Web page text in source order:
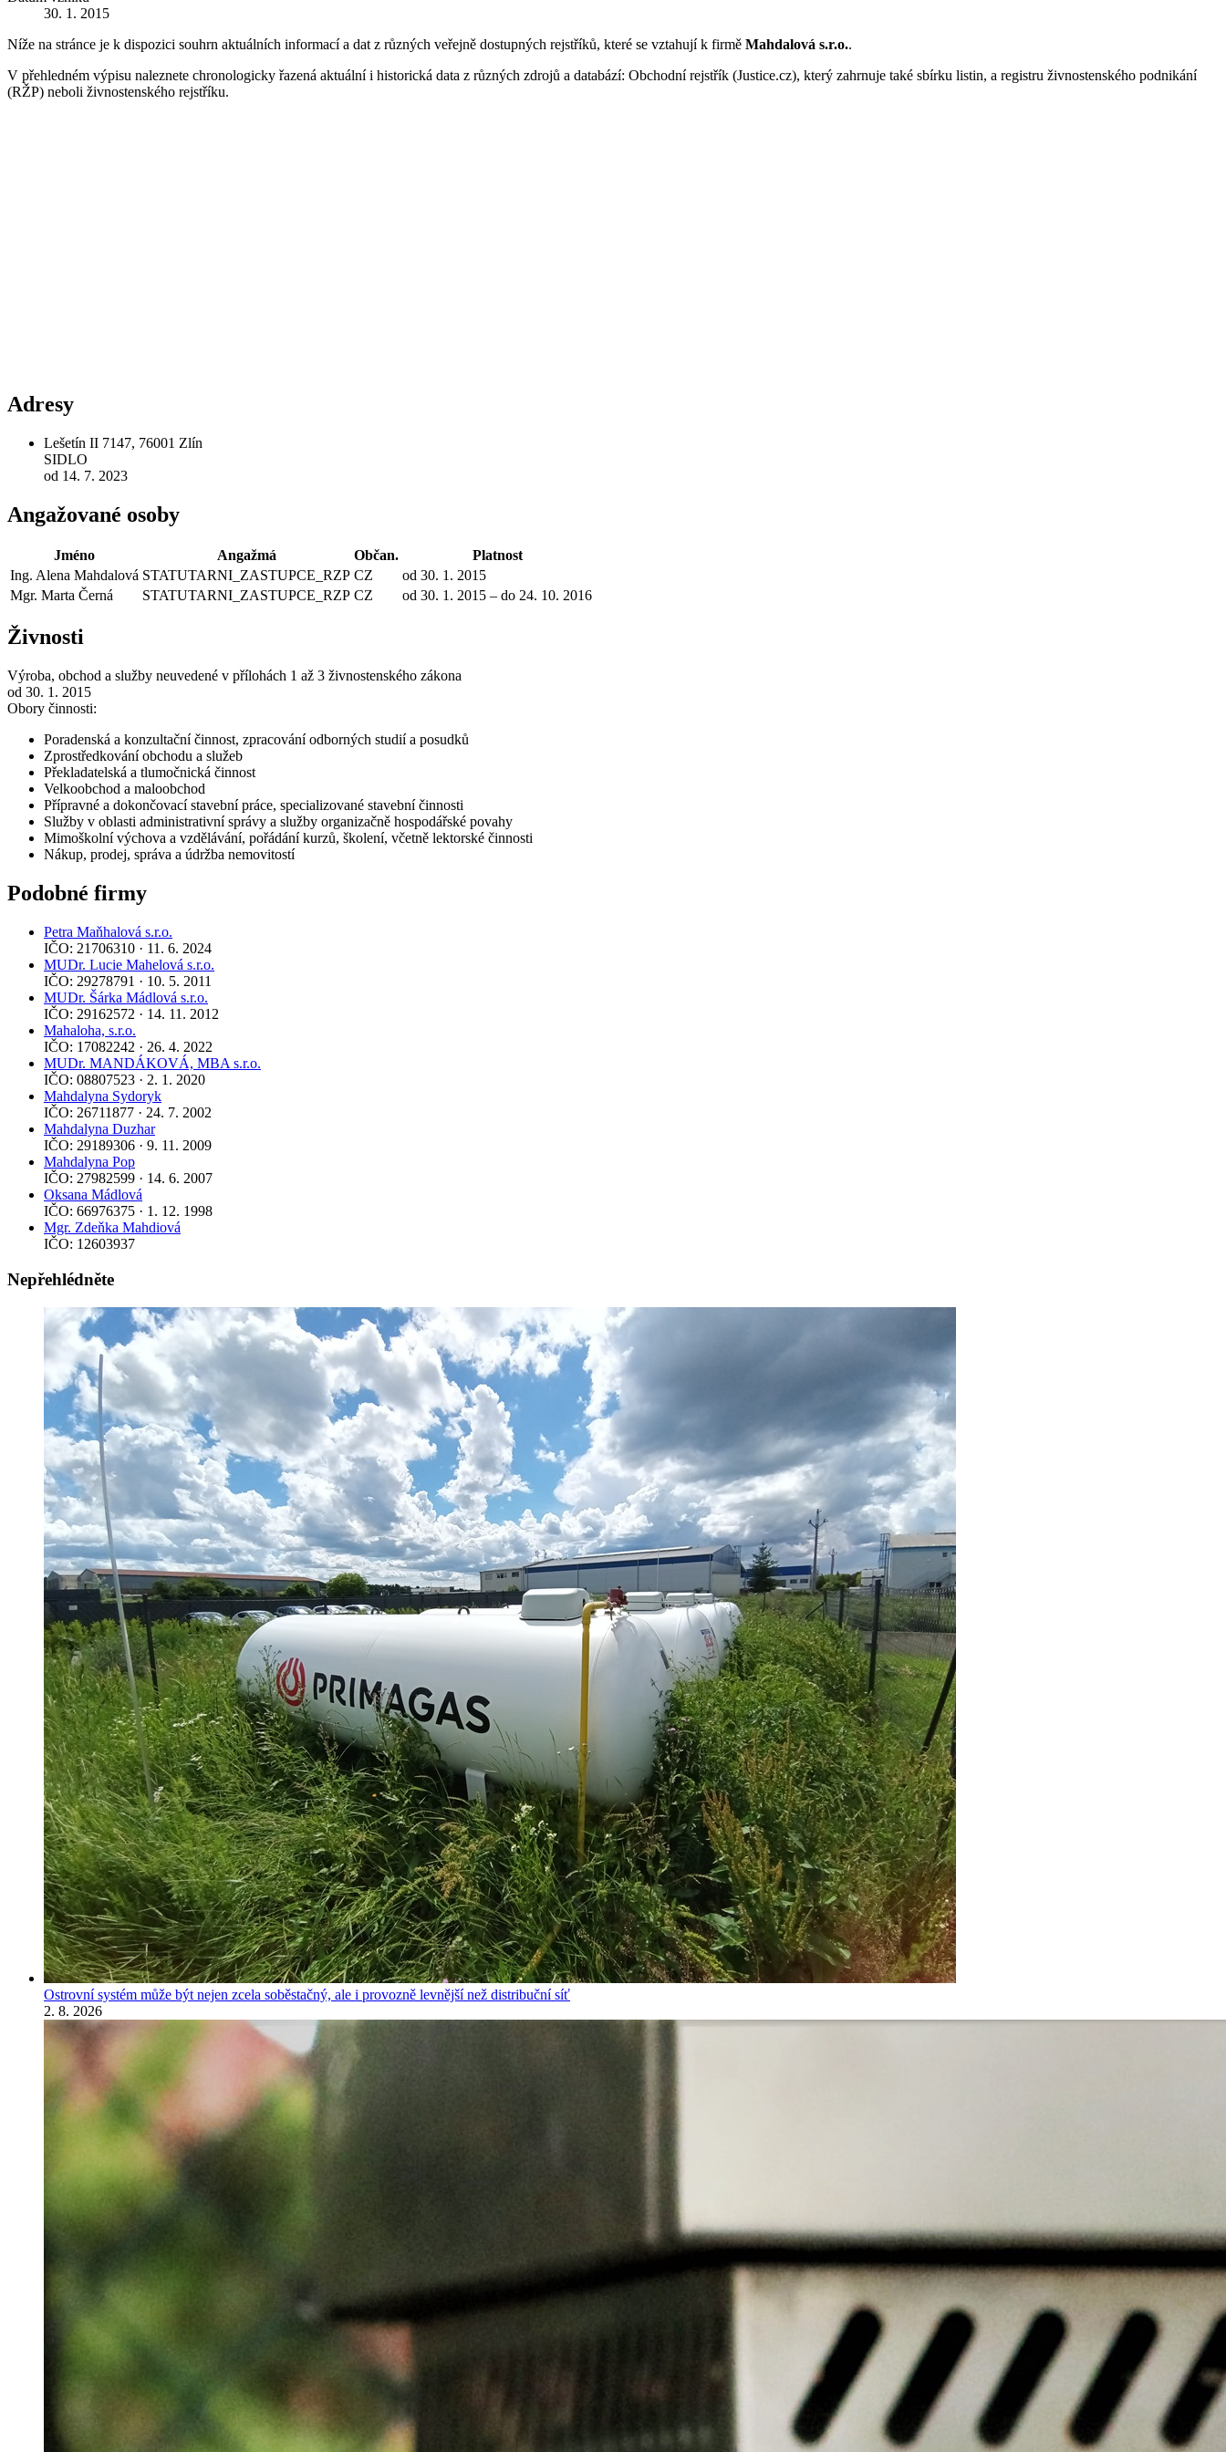
30. 1. 2015
Níže na stránce je k dispozici souhrn aktuálních informací a dat z různých veřejně dostupných rejstříků, které se vztahují k firmě Mahdalová s.r.o..
V přehledném výpisu naleznete chronologicky řazená aktuální i historická data z různých zdrojů a databází: Obchodní rejstřík (Justice.cz), který zahrnuje také sbírku listin, a registru živnostenského podnikání
(RŽP) neboli živnostenského rejstříku.
Adresy
Lešetín II 7147, 76001 Zlín
SIDLO
od 14. 7. 2023
Angažované osoby
Jméno Angažmá Občan.
Platnost
Ing. Alena Mahdalová STATUTARNI_ZASTUPCE_RZP CZ
od 30. 1. 2015
Mgr. Marta Černá
STATUTARNI_ZASTUPCE_RZP CZ od 30. 1. 2015 – do 24. 10. 2016
Živnosti
Výroba, obchod a služby neuvedené v přílohách 1 až 3 živnostenského zákona
od 30. 1. 2015
Obory činnosti:
Poradenská a konzultační činnost, zpracování odborných studií a posudků
Zprostředkování obchodu a služeb
Překladatelská a tlumočnická činnost
Velkoobchod a maloobchod
Přípravné a dokončovací stavební práce, specializované stavební činnosti
Služby v oblasti administrativní správy a služby organizačně hospodářské povahy
Mimoškolní výchova a vzdělávání, pořádání kurzů, školení, včetně lektorské činnosti
Nákup, prodej, správa a údržba nemovitostí
Podobné firmy
Petra Maňhalová s.r.o.
IČO: 21706310 · 11. 6. 2024
MUDr. Lucie Mahelová s.r.o.
IČO: 29278791 · 10. 5. 2011
MUDr. Šárka Mádlová s.r.o.
IČO: 29162572 · 14. 11. 2012
Mahaloha, s.r.o.
IČO: 17082242 · 26. 4. 2022
MUDr. MANDÁKOVÁ, MBA s.r.o.
IČO: 08807523 · 2. 1. 2020
Mahdalyna Sydoryk
IČO: 26711877 · 24. 7. 2002
Mahdalyna Duzhar
IČO: 29189306 · 9. 11. 2009
Mahdalyna Pop
IČO: 27982599 · 14. 6. 2007
Oksana Mádlová
IČO: 66976375 · 1. 12. 1998
Mgr. Zdeňka Mahdiová
IČO: 12603937
Nepřehlédněte
Ostrovní systém může být nejen zcela soběstačný, ale i provozně levnější než distribuční síť
2. 8. 2026